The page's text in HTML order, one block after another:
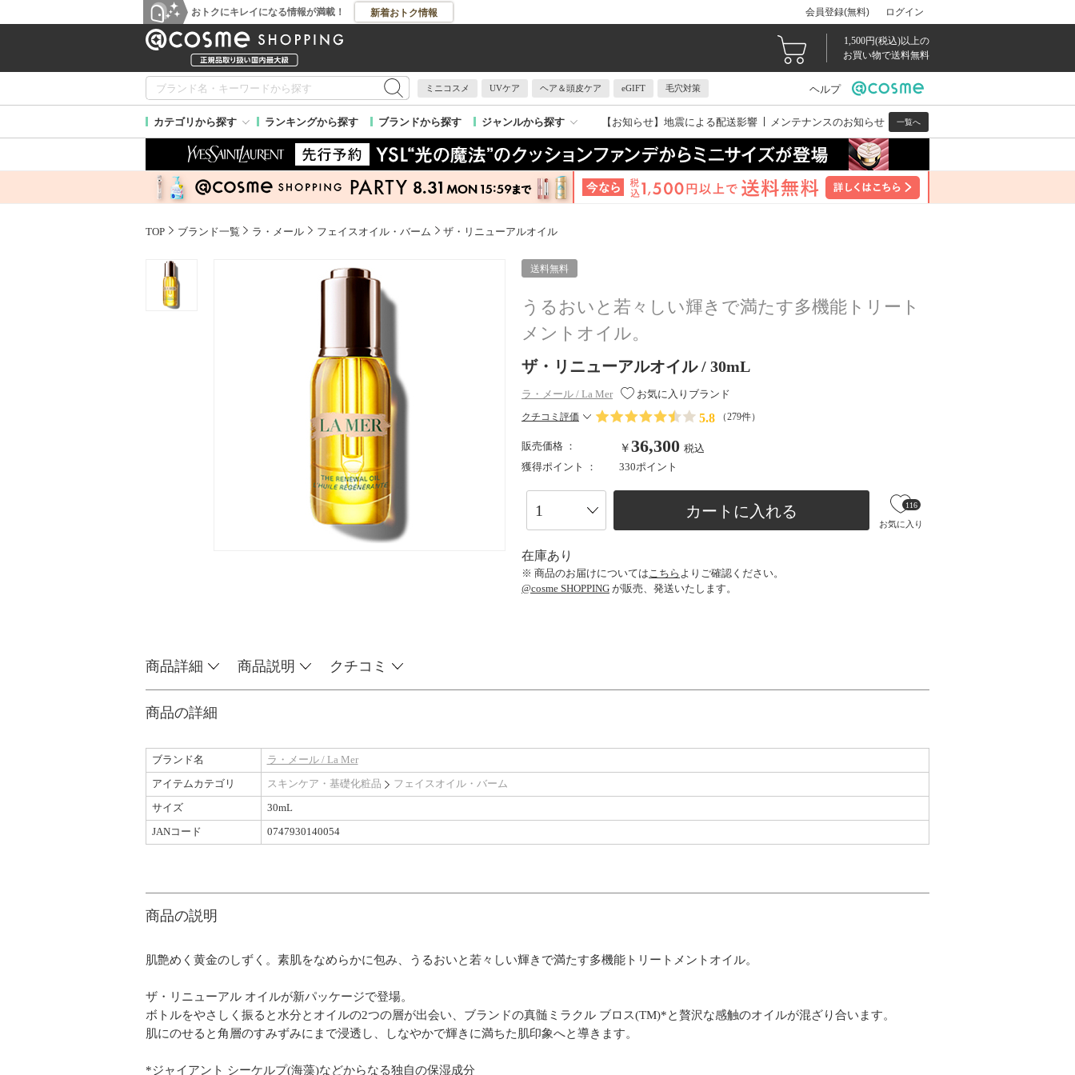
おトクにキレイになる情報が満載！ 新着おトク情報 会員登録(無料) ログイン
1,500円(税込)以上の
お買い物で送料無料
ミニコスメ UVケア ヘア＆頭皮ケア eGIFT 毛穴対策 ヘルプ
カテゴリから探す ランキングから探す ブランドから探す ジャンルから探す 【お知らせ】 地震による配送影響 メンテナンスのお知らせ 一覧へ
TOP ブランド一覧 ラ・メール フェイスオイル・バーム ザ・リニューアルオイル
送料無料
うるおいと若々しい輝きで満たす多機能トリート
メントオイル。
ザ・リニューアルオイル / 30mL
ラ・メール / La Mer お気に入りブランド
クチコミ評価 5.8 （279件）
販売価格 ： ￥36,300 税込
獲得ポイント ：
330ポイント
カートに入れる
お気に入り
116
在庫あり
※ 商品のお届けについては こちら よりご確認ください。
@cosme SHOPPING が販売、発送いたします。
商品詳細 商品説明 クチコミ
商品の詳細
ブランド名
ラ・メール / La Mer
アイテムカテゴリ
スキンケア・基礎化粧品
フェイスオイル・バーム
サイズ
30mL
JANコード
0747930140054
商品の説明
肌艶めく黄金のしずく。素肌をなめらかに包み、うるおいと若々しい輝きで満たす多機能トリートメントオイル。
ザ・リニューアル オイルが新パッケージで登場。
ボトルをやさしく振ると水分とオイルの2つの層が出会い、ブランドの真髄ミラクル ブロス(TM)*と贅沢な感触のオイルが混ざり合います。
肌にのせると角層のすみずみにまで浸透し、しなやかで輝きに満ちた肌印象へと導きます。
*ジャイアント シーケルプ(海藻)などからなる独自の保湿成分